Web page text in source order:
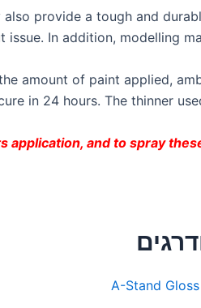
provide a tough and
In addition, modelling
amount of paint applied,
in 24 hours. The thinner
application, and to spray